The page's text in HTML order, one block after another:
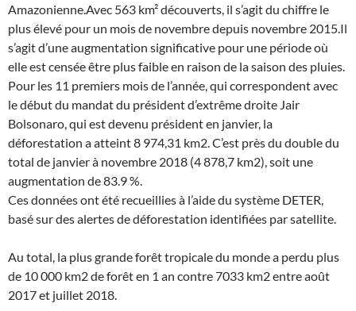
Amazonienne.Avec 563 km² découverts, il s’agit du chiffre le
plus élevé pour un mois de novembre depuis novembre 2015.Il
s’agit d’une augmentation significative pour une période où
elle est censée être plus faible en raison de la saison des pluies.
Pour les 11 premiers mois de l’année, qui correspondent avec
le début du mandat du président d’extrême droite Jair
Bolsonaro, qui est devenu président en janvier, la
déforestation a atteint 8 974,31 km2. C’est près du double du
total de janvier à novembre 2018 (4 878,7 km2), soit une
augmentation de 83.9 %.
Ces données ont été recueillies à l’aide du système DETER,
basé sur des alertes de déforestation identifiées par satellite.
Au total, la plus grande forêt tropicale du monde a perdu plus
de 10 000 km2 de forêt en 1 an contre 7033 km2 entre août
2017 et juillet 2018.